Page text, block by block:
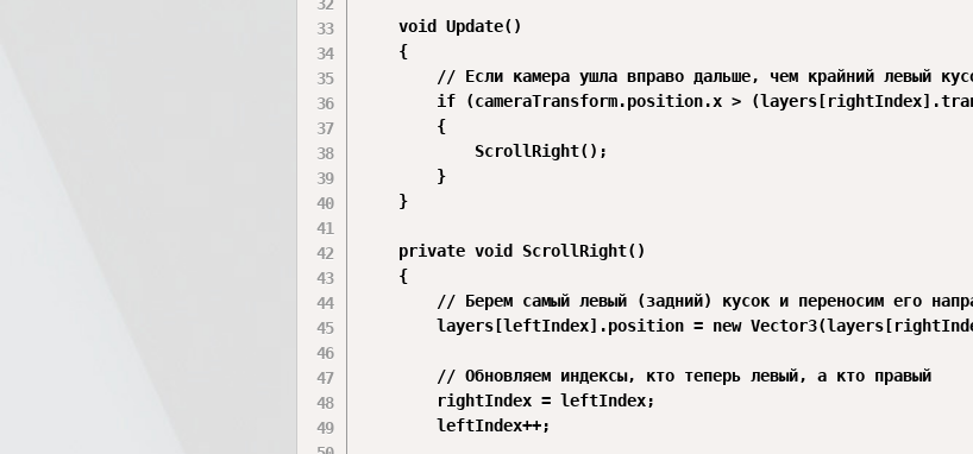
    void Update()
    {
// Если камера ушла вправо дальше, чем крайний левый
if (cameraTransform.position.x >
        {
            ScrollRight();
        }
    }
    private void ScrollRight()
    {
// Берем самый левый (задний) кусок и переносим его
layers[leftIndex].position = new
        // Обновляем индексы, кто теперь левый, а кто правый
        rightIndex = leftIndex;
        leftIndex++;